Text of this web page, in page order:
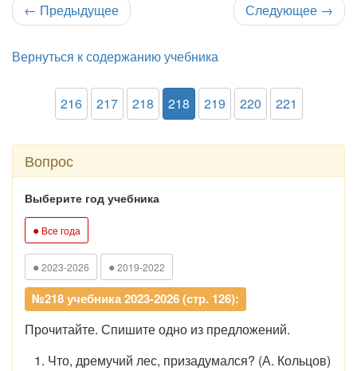
← Предыдущее Следующее →
Вернуться к содержанию учебника
216 217 218 218 219 220 221
Вопрос
Выберите год учебника
● Все года
● 2023-2026 ● 2019-2022
№218 учебника 2023-2026 (стр. 126):
Прочитайте. Спишите одно из предложений.
1. Что, дремучий лес, призадумался? (А. Кольцов)